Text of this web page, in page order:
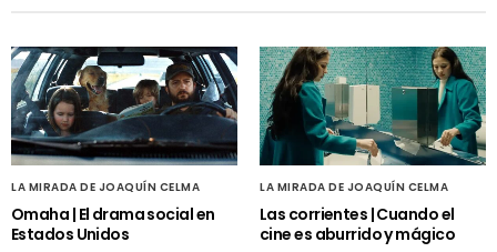
LA MIRADA DE JOAQUÍN CELMA
Omaha | El drama social en
Estados Unidos
LA MIRADA DE JOAQUÍN CELMA
Las corrientes | Cuando el
cine es aburrido y mágico